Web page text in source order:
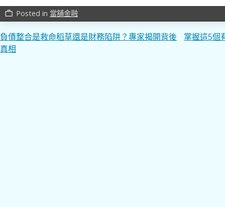
work_outline Posted in 當舖金融
文
章
負債整合是救命稻草還是財務陷阱？專家揭開背後
真相
掌握這5個